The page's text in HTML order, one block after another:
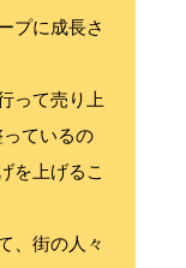
プに成長さ
って売り上
ているの
を上げるこ
、街の人々